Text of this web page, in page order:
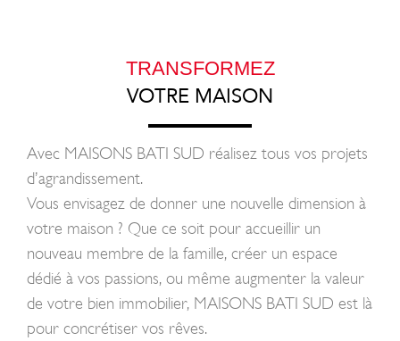
TRANSFORMEZ
VOTRE MAISON
Avec MAISONS BATI SUD réalisez tous vos projets
d’agrandissement.
Vous envisagez de donner une nouvelle dimension à
votre maison ? Que ce soit pour accueillir un
nouveau membre de la famille, créer un espace
dédié à vos passions, ou même augmenter la valeur
de votre bien immobilier, MAISONS BATI SUD est là
pour concrétiser vos rêves.